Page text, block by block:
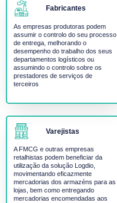
Fabricantes
As empresas produtoras podem
assumir o controlo do seu processo
de entrega, melhorando o
desempenho do trabalho dos seus
departamentos logísticos ou
assumindo o controlo sobre os
prestadores de serviços de
terceiros
Varejistas
A FMCG e outras empresas
retalhistas podem beneficiar da
utilização da solução Logdio,
movimentando eficazmente
mercadorias dos armazéns para as
lojas, bem como entregando
mercadorias encomendadas aos